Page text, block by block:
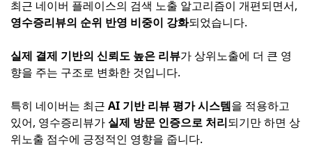
최근 네이버 플레이스의 검색 노출 알고리즘이 개편되면서,
영수증리뷰의 순위 반영 비중이 강화되었습니다.
실제 결제 기반의 신뢰도 높은 리뷰가 상위노출에 더 큰 영
향을 주는 구조로 변화한 것입니다.
특히 네이버는 최근 AI 기반 리뷰 평가 시스템을 적용하고
있어, 영수증리뷰가 실제 방문 인증으로 처리되기만 하면 상
위노출 점수에 긍정적인 영향을 줍니다.